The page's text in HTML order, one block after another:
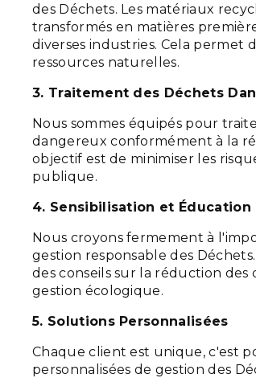
des Déchets. Les matériaux
transformés en matières
diverses industries. Cela permet
ressources naturelles.
3. Traitement des Déchets
Nous sommes équipés pour
dangereux conformément à la
objectif est de minimiser les
publique.
4. Sensibilisation et Éducation
Nous croyons fermement à
gestion responsable des
des conseils sur la réduction des
gestion écologique.
5. Solutions Personnalisées
Chaque client est unique, c'est
personnalisées de gestion des